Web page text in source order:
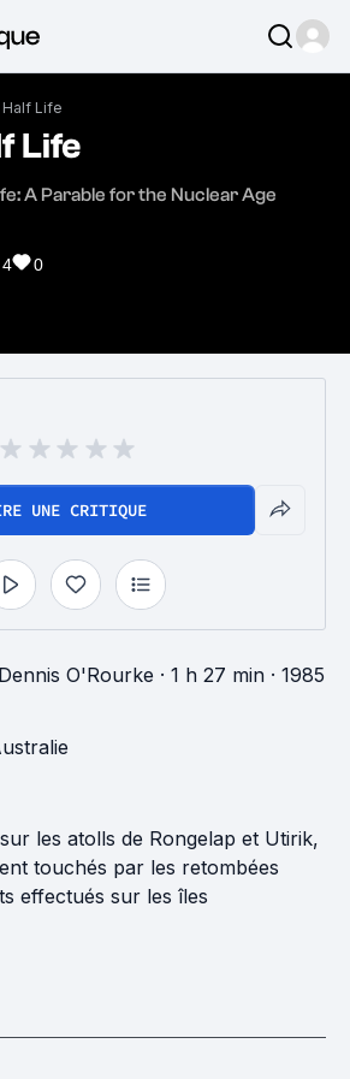
Half Life
Life
A Parable for the Nuclear Age
4 0
UNE CRITIQUE
Dennis O'Rourke · 1 h 27 min · 1985
les atolls de Rongelap et Utirik,
touchés par les retombées
effectués sur les îles